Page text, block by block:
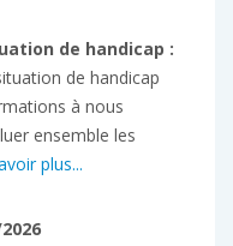
de handicap :
de handicap
à nous
ensemble les
plus...